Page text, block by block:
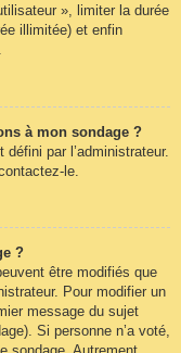
», limiter la durée
illimitée) et enfin
à mon sondage ?
par l’administrateur.
le.
?
être modifiés que
Pour modifier un
message du sujet
Si personne n’a voté,